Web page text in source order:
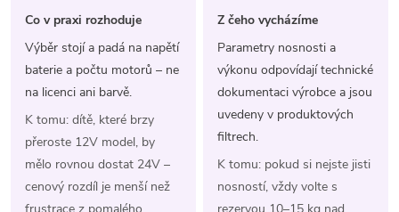
Co v praxi rozhoduje
Výběr stojí a padá na napětí
baterie a počtu motorů – ne
na licenci ani barvě.
K tomu: dítě, které brzy
přeroste 12V model, by
mělo rovnou dostat 24V –
cenový rozdíl je menší než
Z čeho vycházíme
Parametry nosnosti a
výkonu odpovídají technické
dokumentaci výrobce a jsou
uvedeny v produktových
filtrech.
K tomu: pokud si nejste jisti
nosností, vždy volte s